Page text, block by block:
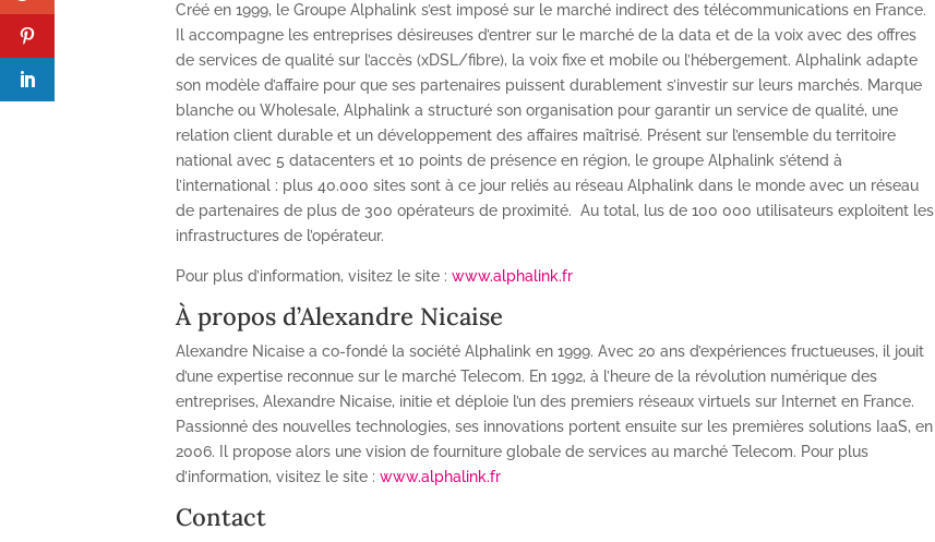
Créé en 1999, le Groupe Alphalink s’est imposé sur le marché indirect des télécommunications en France.
Il accompagne les entreprises désireuses d’entrer sur le marché de la data et de la voix avec des offres
de services de qualité sur l’accès (xDSL/fibre), la voix fixe et mobile ou l’hébergement. Alphalink adapte
son modèle d’affaire pour que ses partenaires puissent durablement s’investir sur leurs marchés. Marque
blanche ou Wholesale, Alphalink a structuré son organisation pour garantir un service de qualité, une
relation client durable et un développement des affaires maîtrisé. Présent sur l’ensemble du territoire
national avec 5 datacenters et 10 points de présence en région, le groupe Alphalink s’étend à
l’international : plus 40.000 sites sont à ce jour reliés au réseau Alphalink dans le monde avec un réseau
de partenaires de plus de 300 opérateurs de proximité. Au total, lus de 100 000 utilisateurs exploitent les
infrastructures de l’opérateur.
Pour plus d’information, visitez le site :www.alphalink.fr
À propos d’Alexandre Nicaise
Alexandre Nicaise a co-fondé la société Alphalink en 1999. Avec 20 ans d’expériences fructueuses, il jouit
d’une expertise reconnue sur le marché Telecom. En 1992, à l’heure de la révolution numérique des
entreprises, Alexandre Nicaise, initie et déploie l’un des premiers réseaux virtuels sur Internet en France.
Passionné des nouvelles technologies, ses innovations portent ensuite sur les premières solutions IaaS, en
2006. Il propose alors une vision de fourniture globale de services au marché Telecom. Pour plus
d’information, visitez le site :www.alphalink.fr
Contact